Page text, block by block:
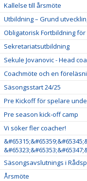
Kallelse till årsmöte
Utbildning – Grund
Obligatorisk Fortbildning för
Sekretariatsutbildning
Sekule Jovanovic - Head
Coachmöte och en
Säsongsstart 24/25
Pre Kickoff för spelare
Pre season kick-off camp
Vi söker fler coacher!
Säsongsavslutnings i
Årsmöte